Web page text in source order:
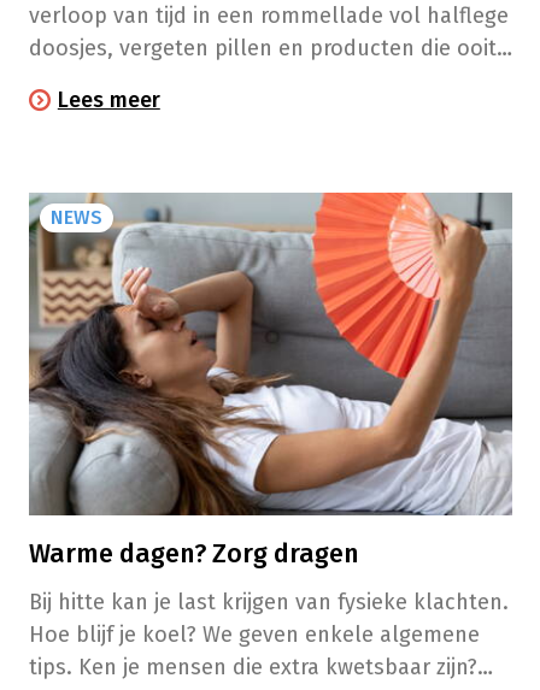
verloop van tijd in een rommellade vol halflege
doosjes, vergeten pillen en producten die ooit
gevolg? Je verliest het overzicht en weet niet
Lees meer
NEWS
Warme dagen? Zorg dragen
Bij hitte kan je last krijgen van fysieke klachten.
Hoe blijf je koel? We geven enkele algemene
tips. Ken je mensen die extra kwetsbaar zijn?